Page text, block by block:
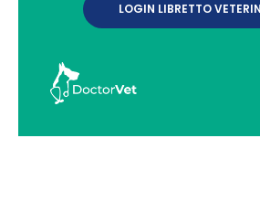
LOGIN LIBRETTO